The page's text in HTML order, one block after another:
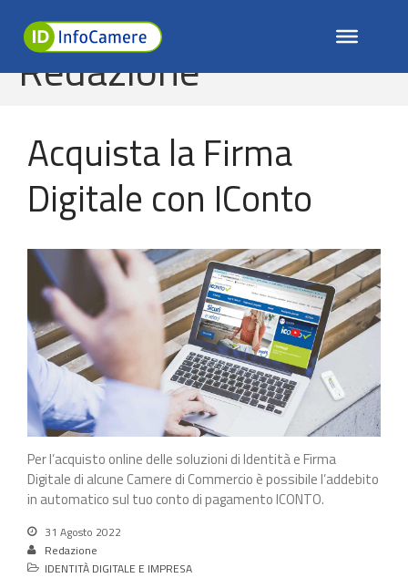
EUDI Wallet: i Servizi Fiduciari
qualificati sono le fondamenta
della nuova identità digitale
Bando Sviluppo competenze
Home / Redazione
Redazione
Acquista la Firma
Digitale con IConto
Per l’acquisto online delle soluzioni di Identità e Firma
Digitale di alcune Camere di Commercio è possibile l’addebito
in automatico sul tuo conto di pagamento ICONTO.
31 Agosto 2022
Redazione
IDENTITÀ DIGITALE E IMPRESA